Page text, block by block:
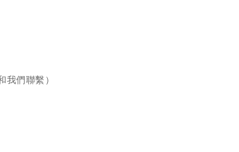
我們聯繫）